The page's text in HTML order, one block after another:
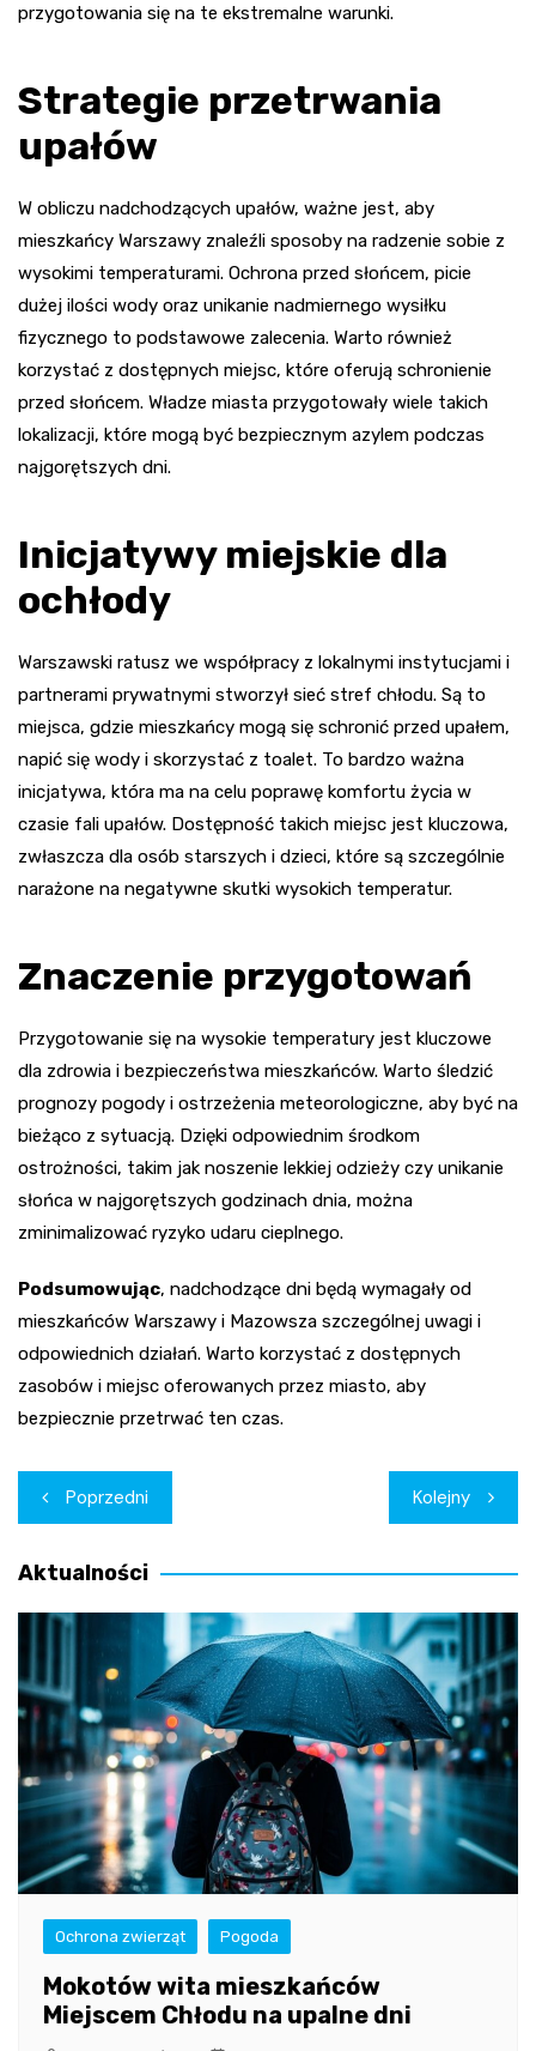
przygotowania się na te ekstremalne warunki.
Strategie przetrwania
upałów
W obliczu nadchodzących upałów, ważne jest, aby
mieszkańcy Warszawy znaleźli sposoby na radzenie sobie z
wysokimi temperaturami. Ochrona przed słońcem, picie
dużej ilości wody oraz unikanie nadmiernego wysiłku
fizycznego to podstawowe zalecenia. Warto również
korzystać z dostępnych miejsc, które oferują schronienie
przed słońcem. Władze miasta przygotowały wiele takich
lokalizacji, które mogą być bezpiecznym azylem podczas
najgorętszych dni.
Inicjatywy miejskie dla
ochłody
Warszawski ratusz we współpracy z lokalnymi instytucjami i
partnerami prywatnymi stworzył sieć stref chłodu. Są to
miejsca, gdzie mieszkańcy mogą się schronić przed upałem,
napić się wody i skorzystać z toalet. To bardzo ważna
inicjatywa, która ma na celu poprawę komfortu życia w
czasie fali upałów. Dostępność takich miejsc jest kluczowa,
zwłaszcza dla osób starszych i dzieci, które są szczególnie
narażone na negatywne skutki wysokich temperatur.
Znaczenie przygotowań
Przygotowanie się na wysokie temperatury jest kluczowe
dla zdrowia i bezpieczeństwa mieszkańców. Warto śledzić
prognozy pogody i ostrzeżenia meteorologiczne, aby być na
bieżąco z sytuacją. Dzięki odpowiednim środkom
ostrożności, takim jak noszenie lekkiej odzieży czy unikanie
słońca w najgorętszych godzinach dnia, można
zminimalizować ryzyko udaru cieplnego.
Podsumowując, nadchodzące dni będą wymagały od
mieszkańców Warszawy i Mazowsza szczególnej uwagi i
odpowiednich działań. Warto korzystać z dostępnych
zasobów i miejsc oferowanych przez miasto, aby
bezpiecznie przetrwać ten czas.
Nawigacja
wpisu
Poprzedni Kolejny
Aktualności
Ochrona zwierząt Pogoda
Mokotów wita mieszkańców
Miejscem Chłodu na upalne dni